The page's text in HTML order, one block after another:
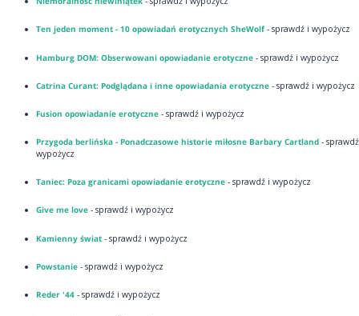
Ten jeden moment - 10 opowiadań erotycznych SheWolf- sprawdź i wypożycz
Hamburg DOM: Obserwowani opowiadanie erotyczne- sprawdź i wypożycz
Catrina Curant: Podglądana i inne opowiadania erotyczne- sprawdź i wypożycz
Fusion opowiadanie erotyczne - sprawdź i wypożycz
Przygoda berlińska - Ponadczasowe historie miłosne Barbary Cartland-
wypożycz
Taniec: Poza granicami opowiadanie erotyczne- sprawdź i wypożycz
Give me love- sprawdź i wypożycz
Kamienny świat- sprawdź i wypożycz
Powstanie - sprawdź i wypożycz
Reder '44- sprawdź i wypożycz